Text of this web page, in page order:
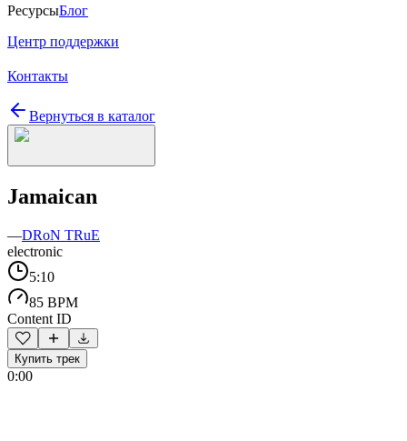
РесурсыБлог
Центр поддержки
Контакты
Вернуться в каталог
Jamaican
—DRoN TRuE
electronic
5:10
85 BPM
Content ID
Купить трек
0:00